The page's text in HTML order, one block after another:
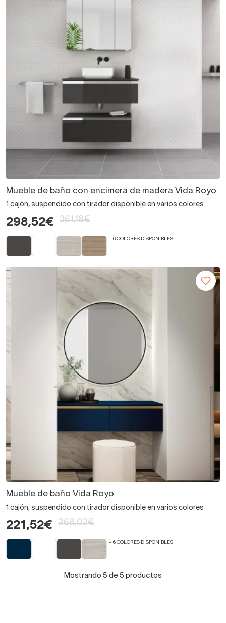
Mueble de baño con encimera de madera Vida Royo
1 cajón, suspendido con tirador disponible en varios colores
298,52€ 361,18€
+ 6 COLORES DISPONIBLES
Mueble de baño Vida Royo
1 cajón, suspendido con tirador disponible en varios colores
221,52€ 268,02€
+ 6 COLORES DISPONIBLES
Mostrando 5 de 5 productos